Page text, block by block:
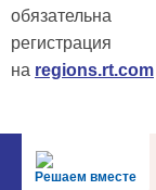
обязательна
регистрация
на regions.rt.com
Решаем вместе